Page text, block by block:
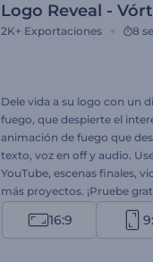
Logo Reveal -
2K+ Exportaciones 8
Dele vida a su logo con un
fuego, que despierte el
animación de fuego que
texto, voz en off y audio.
YouTube, escenas finales,
más proyectos. ¡Pruebe
16:9